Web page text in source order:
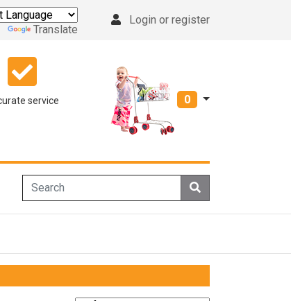
Powered by
Translate
Login or register
service 0